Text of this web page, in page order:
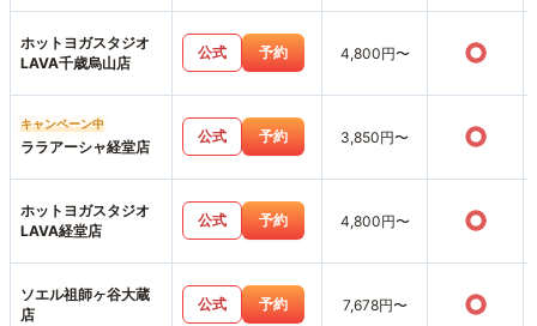
ホットヨガスタジオ
LAVA千歳烏山店
公式 予約 4,800円〜 ○
キャンペーン中
ララアーシャ経堂店
公式 予約 3,850円〜 ○
ホットヨガスタジオ
LAVA経堂店
公式 予約 4,800円〜 ○
ソエル祖師ヶ谷大蔵
店
公式 予約 7,678円〜 ○